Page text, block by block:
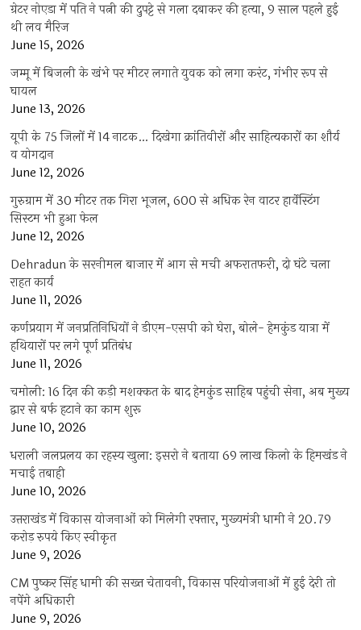
ग्रेटर नोएडा में पति ने पत्नी की दुपट्टे से गला दबाकर की हत्या, 9 साल पहले हुई
थी लव मैरिज
June 15, 2026
जम्मू में बिजली के खंभे पर मीटर लगाते युवक को लगा करंट, गंभीर रूप से
घायल
June 13, 2026
यूपी के 75 जिलों में 14 नाटक… दिखेगा क्रांतिवीरों और साहित्यकारों का शौर्य
व योगदान
June 12, 2026
गुरुग्राम में 30 मीटर तक गिरा भूजल, 600 से अधिक रेन वाटर हार्वेस्टिंग
सिस्टम भी हुआ फेल
June 12, 2026
Dehradun के सरनीमल बाजार में आग से मची अफरातफरी, दो घंटे चला
राहत कार्य
June 11, 2026
कर्णप्रयाग में जनप्रतिनिधियों ने डीएम-एसपी को घेरा, बोले- हेमकुंड यात्रा में
हथियारों पर लगे पूर्ण प्रतिबंध
June 11, 2026
चमोली: 16 दिन की कड़ी मशक्कत के बाद हेमकुंड साहिब पहुंची सेना, अब मुख्य
द्वार से बर्फ हटाने का काम शुरू
June 10, 2026
धराली जलप्रलय का रहस्य खुला: इसरो ने बताया 69 लाख किलो के हिमखंड ने
मचाई तबाही
June 10, 2026
उत्तराखंड में विकास योजनाओं को मिलेगी रफ्तार, मुख्यमंत्री धामी ने 20.79
करोड़ रुपये किए स्वीकृत
June 9, 2026
CM पुष्कर सिंह धामी की सख्त चेतावनी, विकास परियोजनाओं में हुई देरी तो
नपेंगे अधिकारी
June 9, 2026